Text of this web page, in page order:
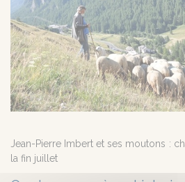
Jean-Pierre Imbert et ses moutons :
la fin juillet